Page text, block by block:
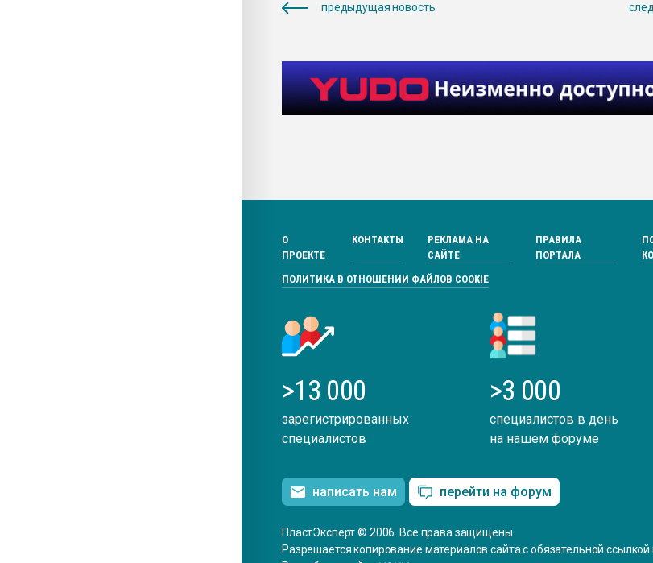
предыдущая новость
О
ПРОЕКТЕ
КОНТАКТЫ
РЕКЛАМА НА
САЙТЕ
ПРАВИЛА
ПОРТАЛА
ПОЛИТИКА В ОТНОШЕНИИ ФАЙЛОВ COOKIE
>13 000
зарегистрированных
специалистов
>3 000
специалистов в день
на нашем форуме
написать нам перейти на форум
ПластЭксперт © 2006. Все права защищены
Разрешается копирование материалов сайта с обязательной